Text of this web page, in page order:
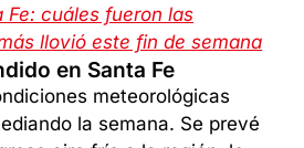
Fe: cuáles fueron las
llovió este fin de semana
en Santa Fe
meteorológicas
la semana. Se prevé